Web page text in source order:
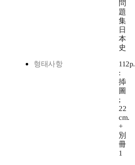
問
題
集
日
本
史
형태사항
112p.
:
揷
圖
;
22
cm.
+
別
冊
1